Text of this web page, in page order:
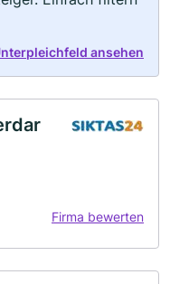
ansehen
Firma bewerten